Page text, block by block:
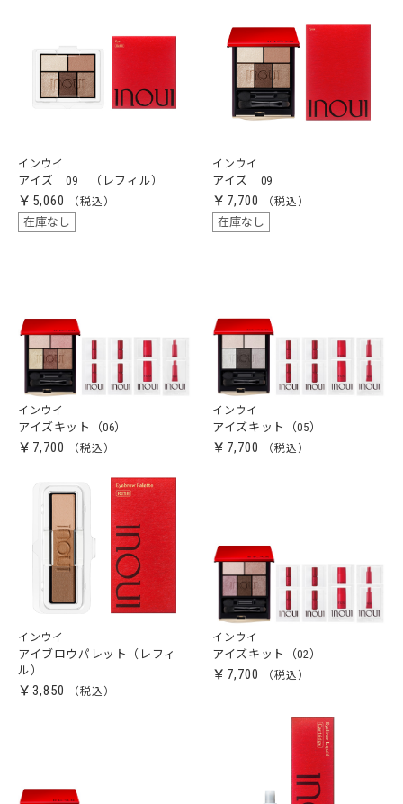
インウイ
アイズ 09 （レフィル）
￥5,060
在庫なし
インウイ
アイズ 09
￥7,700
在庫なし
インウイ
アイズキット（06）
￥7,700
インウイ
アイズキット（05）
￥7,700
インウイ
アイブロウパレット（レフィ
ル）
￥3,850
インウイ
アイズキット（02）
￥7,700